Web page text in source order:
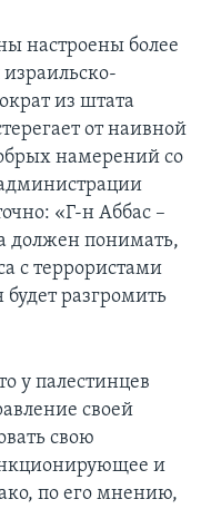
настроены более
из штата
от наивной
намерений со
«Г-н Аббас –
должен понимать,
с террористами
разгромить
у палестинцев
своей
свою
и
по его мнению,